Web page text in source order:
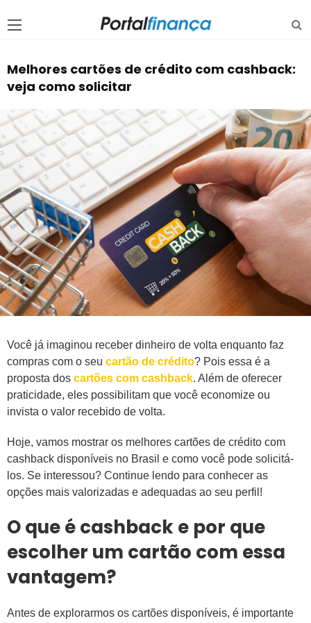
Melhores cartões de crédito com cashback:
veja como solicitar
Você já imaginou receber dinheiro de volta enquanto faz
compras com o seu cartão de crédito? Pois essa é a
proposta dos cartões com cashback. Além de oferecer
praticidade, eles possibilitam que você economize ou
invista o valor recebido de volta.
Hoje, vamos mostrar os melhores cartões de crédito com
cashback disponíveis no Brasil e como você pode solicitá-
los. Se interessou? Continue lendo para conhecer as
opções mais valorizadas e adequadas ao seu perfil!
O que é cashback e por que
escolher um cartão com essa
vantagem?
Antes de explorarmos os cartões disponíveis, é importante